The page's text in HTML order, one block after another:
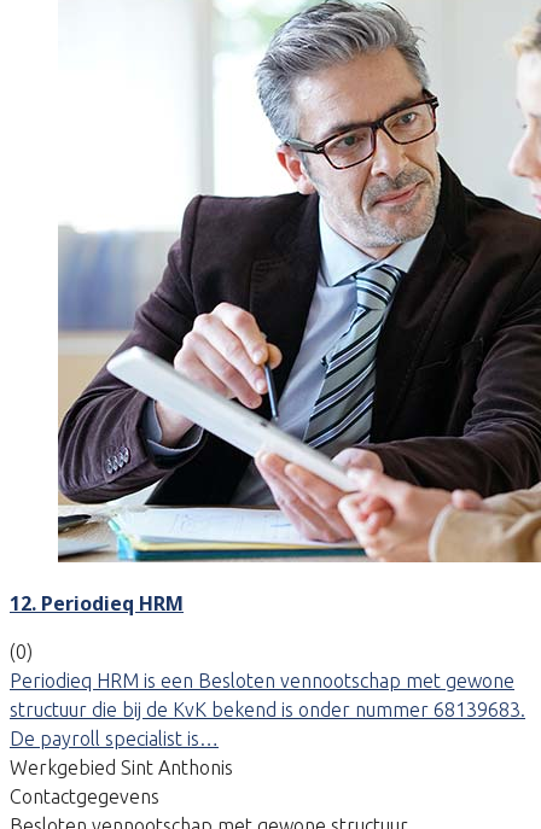
12. Periodieq HRM
(0)
Periodieq HRM is een Besloten vennootschap met gewone
structuur die bij de KvK bekend is onder nummer 68139683.
De payroll specialist is…
Werkgebied Sint Anthonis
Contactgegevens